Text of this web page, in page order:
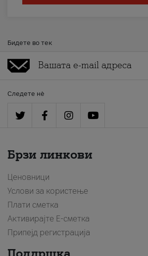
Бидете во тек
Следете нè
Брзи линкови
Ценовници
Услови за користење
Плати сметка
Активирајте Е-сметка
Припејд регистрација